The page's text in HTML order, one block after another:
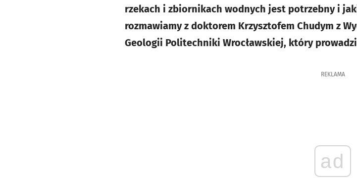
rzekach i zbiornikach wodnych jest potrzebny i
rozmawiamy z doktorem Krzysztofem Chudym z
Geologii Politechniki Wrocławskiej, który
REKLAMA
ad